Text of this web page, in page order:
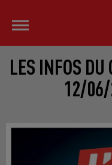
LES INFOS DU
12/